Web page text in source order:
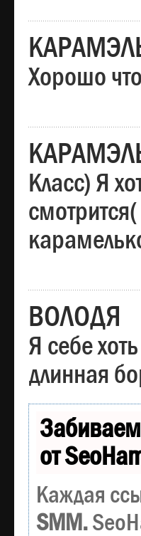
Хорошо
Класс) Я
ВОЛОДЯ
Я себе
длинная
от
Каждая
SMM.